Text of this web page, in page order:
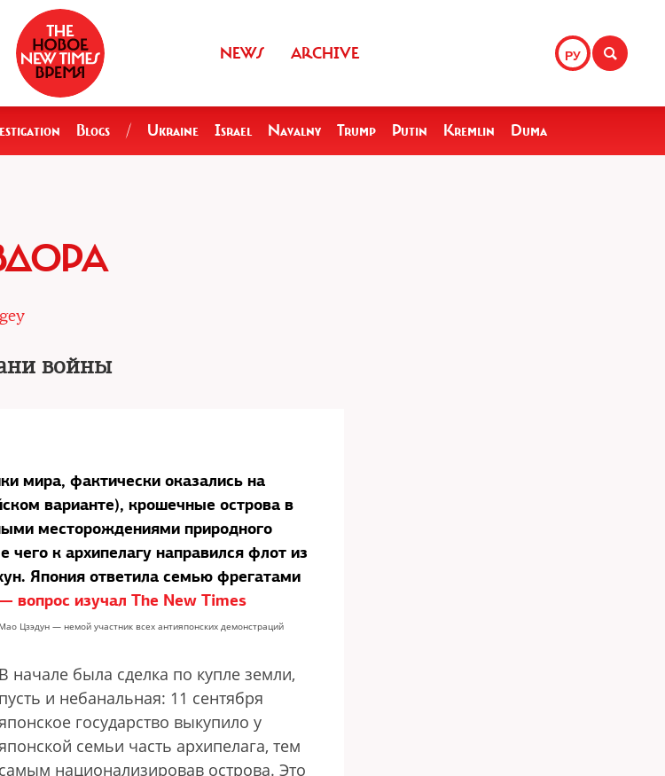
РУ
NEWS ARCHIVE
Blogs / Ukraine Israel Navalny Trump Putin Kremlin Duma
войны
мира, фактически оказались на
варианте), крошечные острова в
месторождениями природного
к архипелагу направился флот из
Япония ответила семью фрегатами
вопрос изучал The New Times
Мао Цзэдун — немой участник всех антияпонских демонстраций
В начале была сделка по купле земли,
пусть и небанальная: 11 сентября
государство выкупило у
семьи часть архипелага, тем
самым национализировав острова. Это